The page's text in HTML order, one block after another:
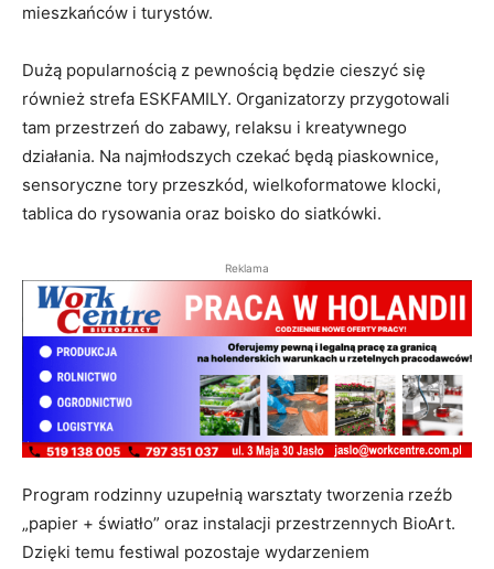
mieszkańców i turystów.
Dużą popularnością z pewnością będzie cieszyć się
również strefa ESKFAMILY. Organizatorzy przygotowali
tam przestrzeń do zabawy, relaksu i kreatywnego
działania. Na najmłodszych czekać będą piaskownice,
sensoryczne tory przeszkód, wielkoformatowe klocki,
tablica do rysowania oraz boisko do siatkówki.
Reklama
Program rodzinny uzupełnią warsztaty tworzenia rzeźb
„papier + światło” oraz instalacji przestrzennych BioArt.
Dzięki temu festiwal pozostaje wydarzeniem